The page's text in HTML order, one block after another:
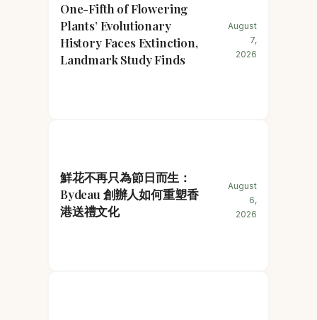
One-Fifth of Flowering
Plants’ Evolutionary
History Faces Extinction,
Landmark Study Finds
August
7,
2026
鮮花不再只為節日而生：
Bydeau 創辦人如何重塑香
港送禮文化
August
6,
2026